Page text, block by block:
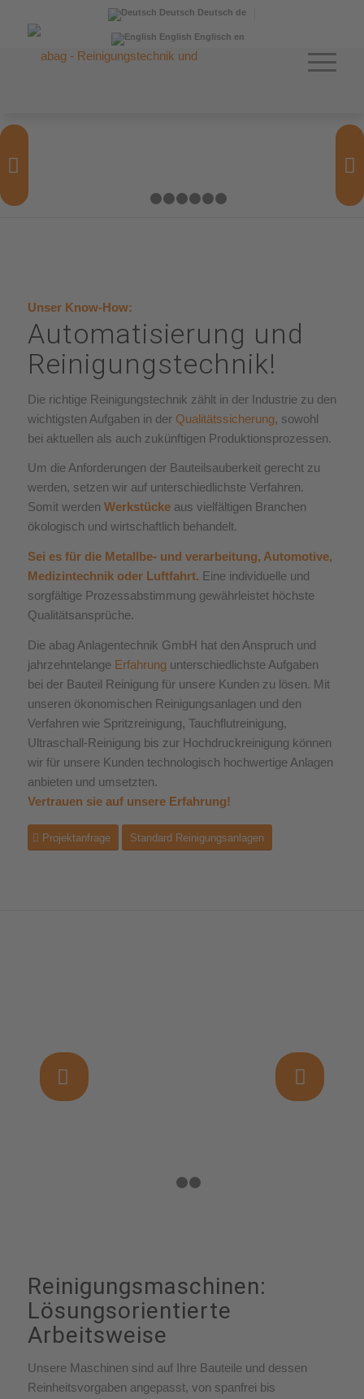
Deutsch Deutsch de
English Englisch en
Unser Know-How:
Automatisierung und
Reinigungstechnik!
Die richtige Reinigungstechnik zählt in der Industrie zu den
wichtigsten Aufgaben in der Qualitätssicherung, sowohl
bei aktuellen als auch zukünftigen Produktionsprozessen.
Um die Anforderungen der Bauteilsauberkeit gerecht zu
werden, setzen wir auf unterschiedlichste Verfahren.
Somit werden Werkstückeaus vielfältigen Branchen
ökologisch und wirtschaftlich behandelt.
Sei es für die Metallbe- und verarbeitung, Automotive,
Medizintechnik oder Luftfahrt. Eine individuelle und
sorgfältige Prozessabstimmung gewährleistet höchste
Qualitätsansprüche.
Die abag Anlagentechnik GmbH hat den Anspruch und
jahrzehntelange Erfahrungunterschiedlichste Aufgaben
bei der Bauteil Reinigung für unsere Kunden zu lösen. Mit
unseren ökonomischen Reinigungsanlagen und den
Verfahren wie Spritzreinigung, Tauchflutreinigung,
Ultraschall-Reinigung bis zur Hochdruckreinigung können
wir für unsere Kunden technologisch hochwertige Anlagen
anbieten und umsetzten.
Vertrauen sie auf unsere Erfahrung!
Projektanfrage Standard Reinigungsanlagen
Reinigungsmaschinen:
Lösungsorientierte
Arbeitsweise
Unsere Maschinen sind auf Ihre Bauteile und dessen
Reinheitsvorgaben angepasst, von spanfrei bis